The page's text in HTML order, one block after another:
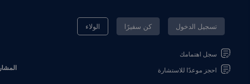
تسجيل الدخول كن سفيرًا الولاء
سجل اهتمامك
احجز موعدًا للاستشارة